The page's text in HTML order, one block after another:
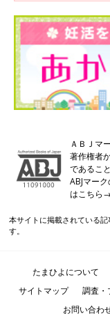
た。あとは、『夏ま
ってはよかったかも
プに移るから、それ
ことができました」
妊活エッセイ漫
ＡＢＪマ
著作権者
であるこ
ABJマー
はこち
本サイトに掲載されている
す。
たまひよについて
サイトマップ
調査・
お問い合わ